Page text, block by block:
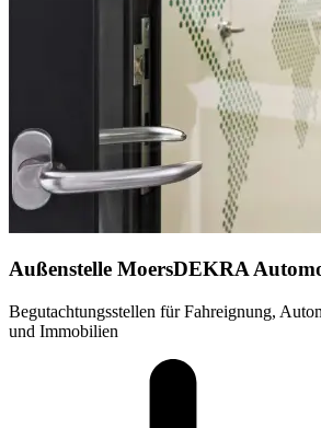
Außenstelle MoersDEKRA
Begutachtungsstellen für Fahreignung,
und Immobilien